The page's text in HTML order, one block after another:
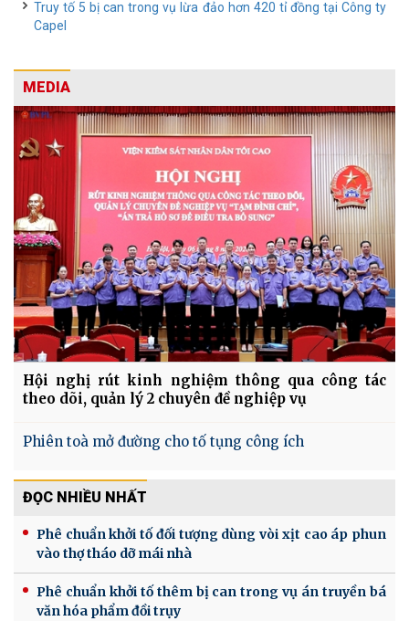
Truy tố 5 bị can trong vụ lừa đảo hơn 420 tỉ đồng tại Công ty
Capel
MEDIA
Hội nghị rút kinh nghiệm thông qua công tác
theo dõi, quản lý 2 chuyên đề nghiệp vụ
Phiên toà mở đường cho tố tụng công ích
ĐỌC NHIỀU NHẤT
Phê chuẩn khởi tố đối tượng dùng vòi xịt cao áp phun
vào thợ tháo dỡ mái nhà
Phê chuẩn khởi tố thêm bị can trong vụ án truyền bá
văn hóa phẩm đồi trụy